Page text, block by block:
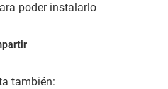
poder instalarlo
también: